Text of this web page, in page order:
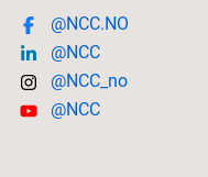
@NCC.NO
@NCC
@NCC_no
@NCC